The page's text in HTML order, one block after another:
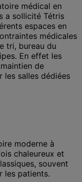
médical en
a sollicité Tétris
espaces en
médicales
tri, bureau du
En effet les
de
salles dédiées
moderne à
chaleureux et
souvent
les patients.